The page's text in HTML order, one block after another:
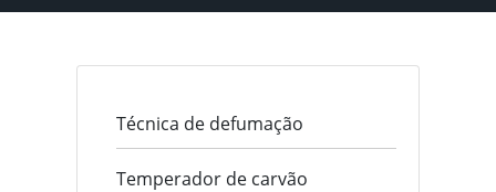
Técnica de defumação
Temperador de carvão